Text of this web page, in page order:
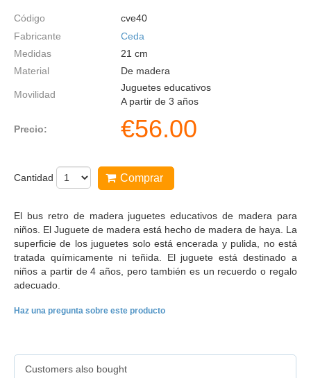
Código
cve40
Fabricante
Ceda
Medidas
21 cm
Material
De madera
Movilidad
Juguetes educativos
A partir de 3 años
Precio: €56.00
Cantidad Comprar
El bus retro de madera juguetes educativos de madera para
niños. El Juguete de madera está hecho de madera de haya. La
superficie de los juguetes solo está encerada y pulida, no está
tratada químicamente ni teñida. El juguete está destinado a
niños a partir de 4 años, pero también es un recuerdo o regalo
adecuado.
Haz una pregunta sobre este producto
Customers also bought